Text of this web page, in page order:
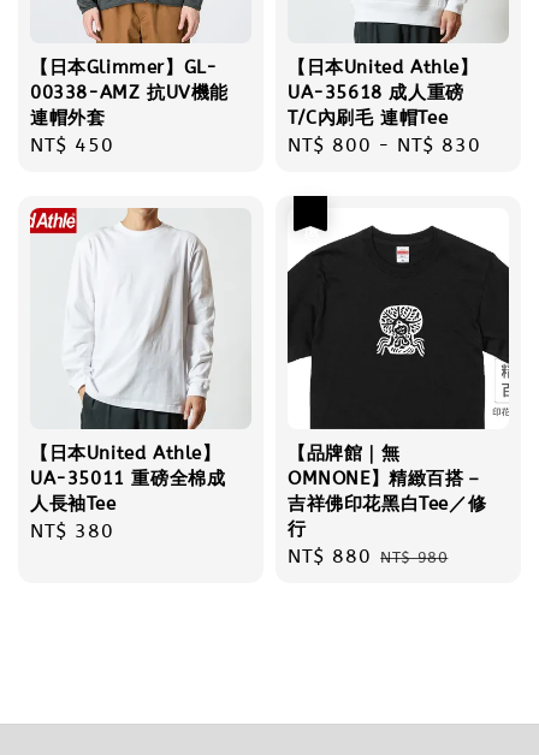
【日本Glimmer】GL-
00338-AMZ 抗UV機能
連帽外套
Regular
NT$ 450
【日本United Athle】
UA-35618 成人重磅
T/C內刷毛 連帽Tee
Regular
NT$ 800 - NT$ 830
【日本United Athle】
UA-35011 重磅全棉成
人長袖Tee
Regular
NT$ 380
【品牌館｜無
OMNONE】精緻百搭－
吉祥佛印花黑白Tee／修
行
Sale
NT$ 880 Regular
NT$ 980